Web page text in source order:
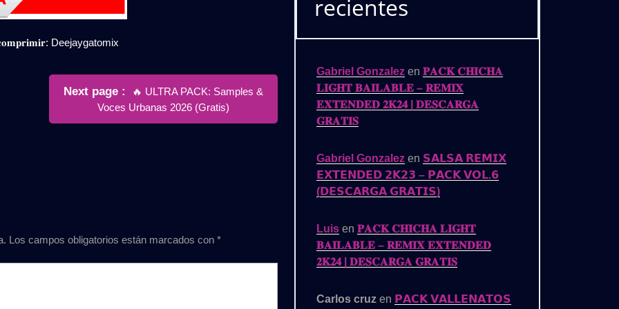
Deejaygatomix
Next page
Newer
Posts
🔥 ULTRA PACK: Samples &
Voces Urbanas 2026 (Gratis)
Los campos obligatorios están marcados con *
recientes
Gabriel Gonzalez en 𝐏𝐀𝐂𝐊 𝐂𝐇𝐈𝐂𝐇𝐀
𝐋𝐈𝐆𝐇𝐓 𝐁𝐀𝐈𝐋𝐀𝐁𝐋𝐄 – 𝐑𝐄𝐌𝐈𝐗
𝐄𝐗𝐓𝐄𝐍𝐃𝐄𝐃 𝟐𝐊𝟐𝟒 | 𝐃𝐄𝐒𝐂𝐀𝐑𝐆𝐀
𝐆𝐑𝐀𝐓𝐈𝐒
Gabriel Gonzalez en 𝗦𝗔𝗟𝗦𝗔 𝗥𝗘𝗠𝗜𝗫
𝗘𝗫𝗧𝗘𝗡𝗗𝗘𝗗 𝟮𝗞𝟮𝟯 – 𝗣𝗔𝗖𝗞 𝗩𝗢𝗟.𝟲
(𝗗𝗘𝗦𝗖𝗔𝗥𝗚𝗔 𝗚𝗥𝗔𝗧𝗜𝗦)
Luis en 𝐏𝐀𝐂𝐊 𝐂𝐇𝐈𝐂𝐇𝐀 𝐋𝐈𝐆𝐇𝐓
𝐁𝐀𝐈𝐋𝐀𝐁𝐋𝐄 – 𝐑𝐄𝐌𝐈𝐗 𝐄𝐗𝐓𝐄𝐍𝐃𝐄𝐃
𝟐𝐊𝟐𝟒 | 𝐃𝐄𝐒𝐂𝐀𝐑𝐆𝐀 𝐆𝐑𝐀𝐓𝐈𝐒
Carlos cruz en 𝗣𝗔𝗖𝗞 𝗩𝗔𝗟𝗟𝗘𝗡𝗔𝗧𝗢𝗦